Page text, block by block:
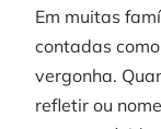
Em muitas
contadas
vergonha.
refletir ou